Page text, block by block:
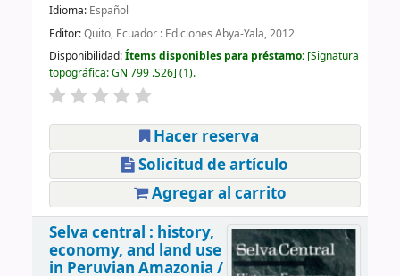
Idioma: Español
Editor:Quito, Ecuador : Ediciones Abya-Yala, 2012
Disponibilidad:Ítems disponibles para préstamo: Signatura
topográfica:GN 799 .S26 (1).
Hacer reserva
Solicitud de artículo
Agregar al carrito
Selva central : history,
economy, and land use
in Peruvian Amazonia /